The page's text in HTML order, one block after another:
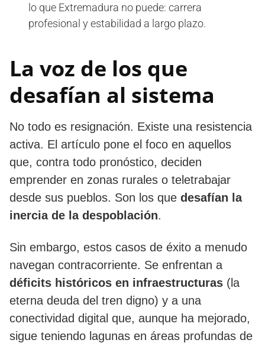
lo que Extremadura no puede: carrera
profesional y estabilidad a largo plazo.
​La voz de los que
desafían al sistema
​No todo es resignación. Existe una resistencia
activa. El artículo pone el foco en aquellos
que, contra todo pronóstico, deciden
emprender en zonas rurales o teletrabajar
desde sus pueblos. Son los que desafían la
inercia de la despoblación.
​Sin embargo, estos casos de éxito a menudo
navegan contracorriente. Se enfrentan a
déficits históricos en infraestructuras (la
eterna deuda del tren digno) y a una
conectividad digital que, aunque ha mejorado,
sigue teniendo lagunas en áreas profundas de